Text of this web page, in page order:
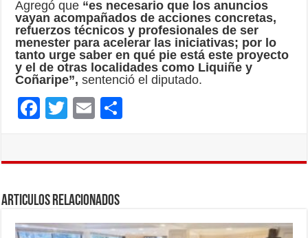
Agregó que “es necesario que los anuncios
vayan acompañados de acciones concretas,
refuerzos técnicos y profesionales de ser
menester para acelerar las iniciativas; por lo
tanto urge saber en qué pie está este proyecto
y el de otras localidades como Liquiñe y
Coñaripe”, sentenció el diputado.
F
o
o
T
E
ti
Articulos Relacionados